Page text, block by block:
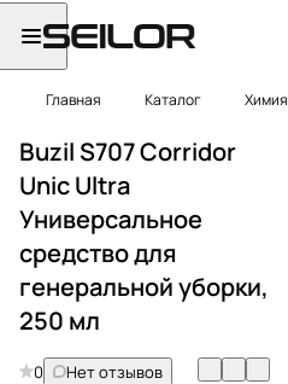
Главная Каталог Химия
Buzil S707 Corridor
Unic Ultra
Универсальное
средство для
генеральной уборки,
250 мл
0
Нет отзывов